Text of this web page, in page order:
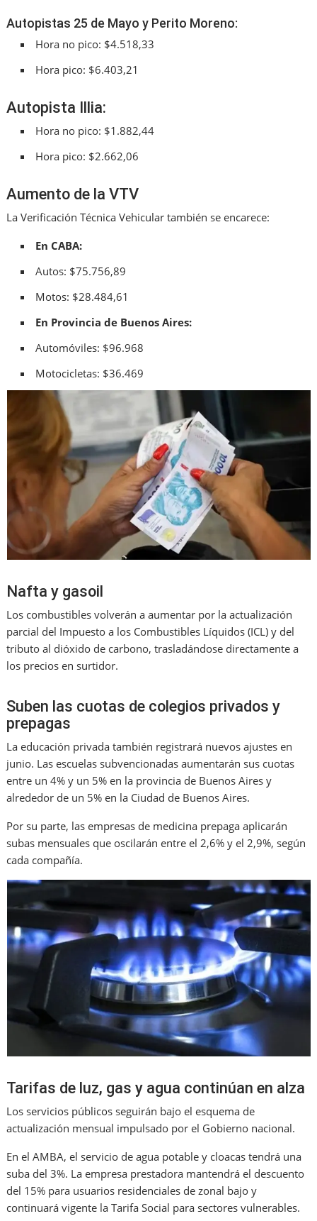
Autopistas 25 de Mayo y Perito Moreno:
Hora no pico: $4.518,33
Hora pico: $6.403,21
Autopista Illia:
Hora no pico: $1.882,44
Hora pico: $2.662,06
Aumento de la VTV
La Verificación Técnica Vehicular también se encarece:
En CABA:
Autos: $75.756,89
Motos: $28.484,61
En Provincia de Buenos Aires:
Automóviles: $96.968
Motocicletas: $36.469
Nafta y gasoil
Los combustibles volverán a aumentar por la actualización
parcial del Impuesto a los Combustibles Líquidos (ICL) y del
tributo al dióxido de carbono, trasladándose directamente a
los precios en surtidor.
Suben las cuotas de colegios privados y
prepagas
La educación privada también registrará nuevos ajustes en
junio. Las escuelas subvencionadas aumentarán sus cuotas
entre un 4% y un 5% en la provincia de Buenos Aires y
alrededor de un 5% en la Ciudad de Buenos Aires.
Por su parte, las empresas de medicina prepaga aplicarán
subas mensuales que oscilarán entre el 2,6% y el 2,9%, según
cada compañía.
Tarifas de luz, gas y agua continúan en alza
Los servicios públicos seguirán bajo el esquema de
actualización mensual impulsado por el Gobierno nacional.
En el AMBA, el servicio de agua potable y cloacas tendrá una
suba del 3%. La empresa prestadora mantendrá el descuento
del 15% para usuarios residenciales de zonal bajo y
continuará vigente la Tarifa Social para sectores vulnerables.